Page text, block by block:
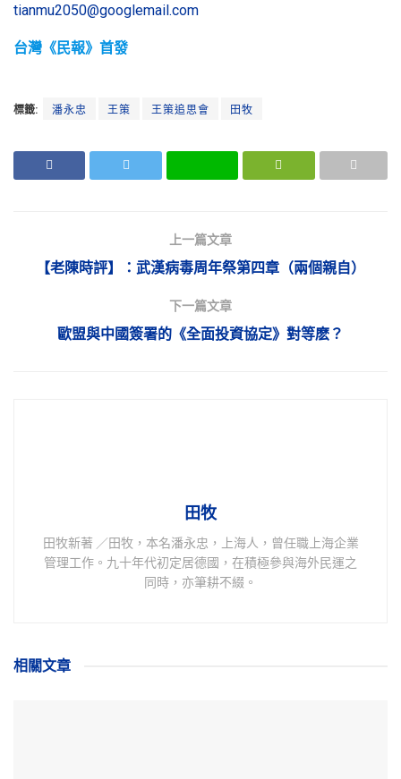
tianmu2050@googlemail.com
台灣《民報》首發
標籤: 潘永忠 王策 王策追思會 田牧
上一篇文章
【老陳時評】：武漢病毒周年祭第四章（兩個親自）
下一篇文章
歐盟與中國簽署的《全面投資協定》對等麽？
田牧
田牧新著 ／田牧，本名潘永忠，上海人，曾任職上海企業
管理工作。九十年代初定居德國，在積極參與海外民運之
同時，亦筆耕不綴。
相關文章